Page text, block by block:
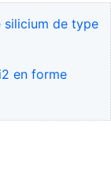
silicium de type
en forme